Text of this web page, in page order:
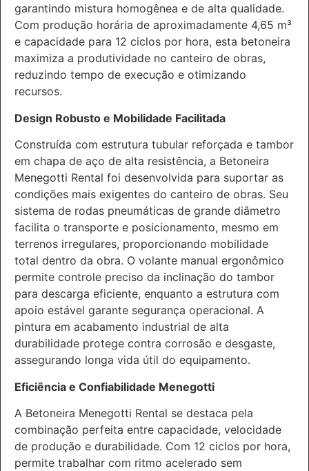
garantindo mistura homogênea e de alta qualidade.
Com produção horária de aproximadamente 4,65 m³
e capacidade para 12 ciclos por hora, esta betoneira
maximiza a produtividade no canteiro de obras,
reduzindo tempo de execução e otimizando
recursos.
Design Robusto e Mobilidade Facilitada
Construída com estrutura tubular reforçada e tambor
em chapa de aço de alta resistência, a Betoneira
Menegotti Rental foi desenvolvida para suportar as
condições mais exigentes do canteiro de obras. Seu
sistema de rodas pneumáticas de grande diâmetro
facilita o transporte e posicionamento, mesmo em
terrenos irregulares, proporcionando mobilidade
total dentro da obra. O volante manual ergonômico
permite controle preciso da inclinação do tambor
para descarga eficiente, enquanto a estrutura com
apoio estável garante segurança operacional. A
pintura em acabamento industrial de alta
durabilidade protege contra corrosão e desgaste,
assegurando longa vida útil do equipamento.
Eficiência e Confiabilidade Menegotti
A Betoneira Menegotti Rental se destaca pela
combinação perfeita entre capacidade, velocidade
de produção e durabilidade. Com 12 ciclos por hora,
permite trabalhar com ritmo acelerado sem